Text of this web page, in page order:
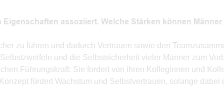
assoziiert. Welche Stärken können Männer
zu führen und dadurch Vertrauen sowie den
und die Selbstsicherheit vieler Männer zum
Führungskraft: Sie fordert von ihren Kolleginnen und
fördert Wachstum und Selbstvertrauen, solange dabei